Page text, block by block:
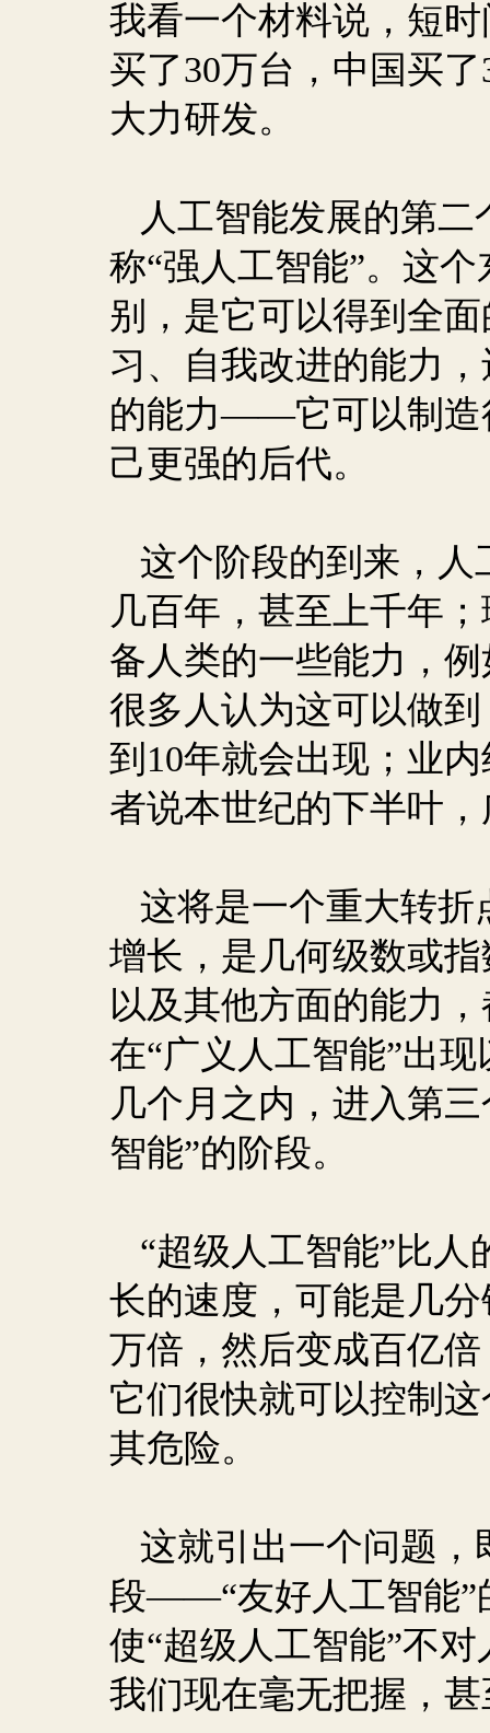
我看一个材料说，短
买了30万台，中国买了
大力研发。
人工智能发展的第
称“强人工智能”。这
别，是它可以得到全
习、自我改进的能力
的能力——它可以制造
己更强的后代。
这个阶段的到来，
几百年，甚至上千年
备人类的一些能力，
很多人认为这可以做
到 10年就会出现；业
者说本世纪的下半叶
这将是一个重大转
增长，是几何级数或
以及其他方面的能力
在“广义人工智能”出
几个月之内，进入第
智能”的阶段。
“超级人工智能”比
长的速度，可能是几
万倍，然后变成百亿
它们很快就可以控制
其危险。
这就引出一个问题
段——“友好人工智能”
使“超级人工智能”不
我们现在毫无把握，